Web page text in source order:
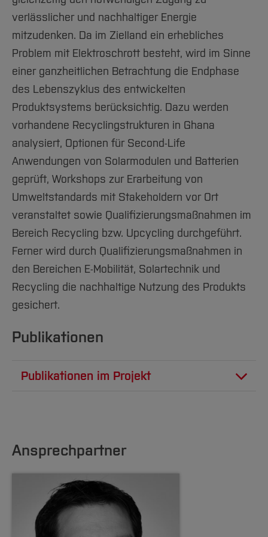
verlässlicher und nachhaltiger Energie
mitzudenken. Da im Zielland ein erhebliches
Problem mit Elektroschrott besteht, wird im Sinne
einer ganzheitlichen Betrachtung die Endphase
des Lebenszyklus des entwickelten
Produktsystems berücksichtig. Dazu werden
vorhandene Recyclingstrukturen in Ghana
analysiert, Optionen für Second-Life
Anwendungen von Solarmodulen und Batterien
geprüft, Workshops zur Erarbeitung von
Umweltstandards mit Stakeholdern vor Ort
veranstaltet sowie Qualifizierungsmaßnahmen im
Bereich Recycling bzw. Upcycling durchgeführt.
Ferner wird durch Qualifizierungsmaßnahmen in
den Bereichen E-Mobilität, Solartechnik und
Recycling die nachhaltige Nutzung des Produkts
gesichert.
Publikationen
Publikationen im Projekt
vehicles in Ghana", 8th International Electric
Vehicle Conference, Edinburgh, 21-23 June
2023. Full paper submitted.
Adjei, F., Sperling, D., Atia-Abugbilla, I.,
Anokye, A., Appiah, J., Ayetor, G.,
Severengiz, S., “Converted and shared Light
Ansprechpartner